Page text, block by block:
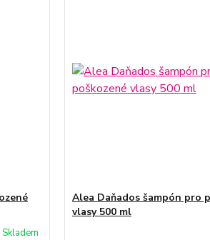
Skladem
Alea Daňados šampón pro
vlasy 500 ml